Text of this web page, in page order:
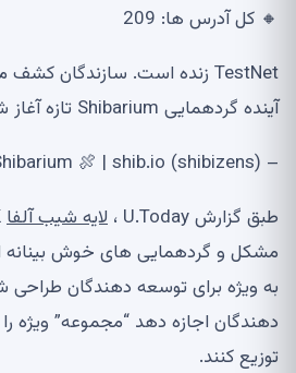
🔸 کل آدرس ها: 209
TestNet زنده است. سازندگان کشف می کنند.
آینده گردهمایی Shibarium تازه آغاز شده است.
– Shibarium 🍖 | shib.io (shibizens)
طبق گزارش U.Today ،
لایه شیب آلفا
مشکل و گردهمایی های خوش بینانه
به ویژه برای توسعه دهندگان
توزیع کنند.